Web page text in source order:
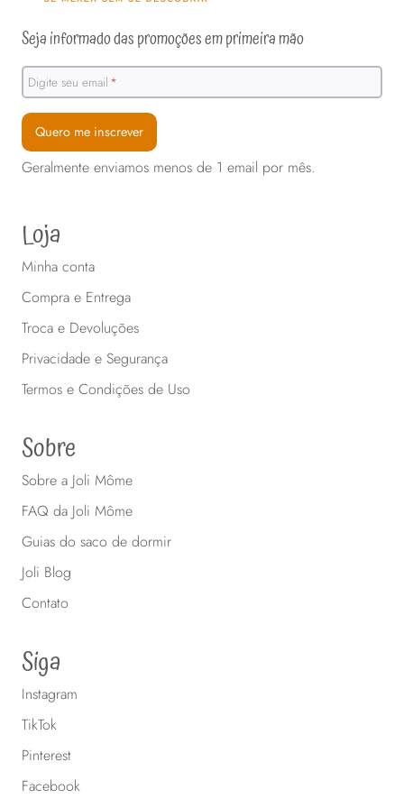
na
página
produto
página
produto
Seja informado das promoções em primeira mão
Digite seu email *
Quero me inscrever
Geralmente enviamos menos de 1 email por mês.
Loja
Minha conta
Compra e Entrega
Troca e Devoluções
Privacidade e Segurança
Termos e Condições de Uso
Sobre
Sobre a Joli Môme
FAQ da Joli Môme
Guias do saco de dormir
Joli Blog
Contato
Siga
Instagram
TikTok
Pinterest
Facebook